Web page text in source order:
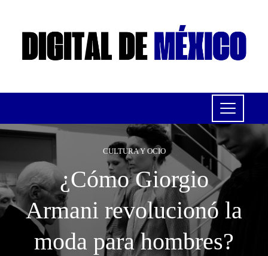
CULTURA Y OCIO
¿Cómo Giorgio
Armani revolucionó la
moda para hombres?